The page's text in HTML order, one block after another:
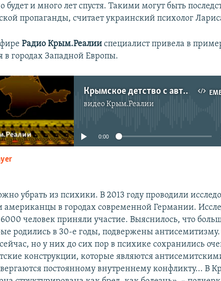
и много лет спустя. Такими могут быть
пропаганды, считает украинский психолог
Радио Крым.Реалии специалист привела в
в городах Западной Европы.
Крымское детство с автоматом. Как Россия учит новую родину любить в Черном море?
видеоКрым.Реалии
No media source currently available
0:00
убрать из психики. В 2013 году проводили
в городах современной Германии.
человек приняли участие. Выяснилось, что
родились в 30-е годы, подвержены
но у них до сих пор в психике сохранились
конструкции, которые являются
постоянному внутреннему конфликту... В